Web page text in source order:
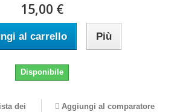
15,00 €
al carrello Più
Disponibile
dei
Aggiungi al comparatore